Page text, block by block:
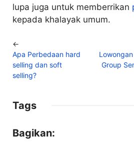
lupa juga untuk memberrikan
kepada khalayak umum.
←
Apa Perbedaan hard
selling dan soft
selling?
Group
Tags
Bagikan: